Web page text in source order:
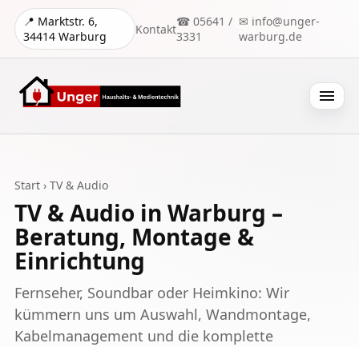
📍 Marktstr. 6,
34414 Warburg
Kontakt☎ 05641 /
3331
✉ info@unger-
warburg.de
Menü
Start› TV & Audio
TV & Audio in Warburg –
Beratung, Montage &
Einrichtung
Fernseher, Soundbar oder Heimkino: Wir
kümmern uns um Auswahl, Wandmontage,
Kabelmanagement und die komplette